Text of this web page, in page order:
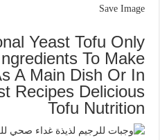
Save Image
Yeast Tofu Only
To Make
A Main Dish Or In
Recipes Delicious
Tofu Nutrition